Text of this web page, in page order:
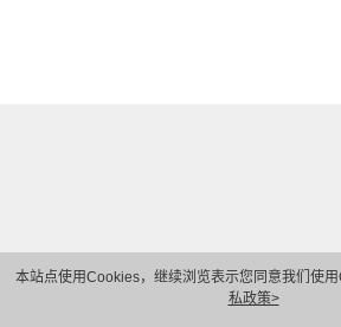
本站点使用Cookies，继续浏览表示您同意我们使用
私政策>